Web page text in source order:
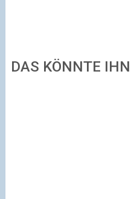
DAS KÖNNTE